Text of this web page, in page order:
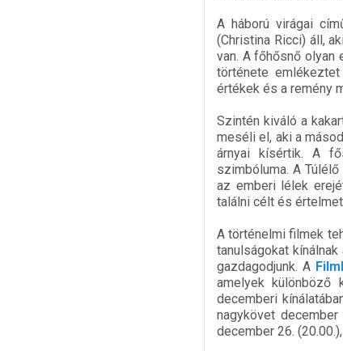
A háború virágai
(Christina Ricci) áll,
van. A főhősnő olyan
története
értékek és a remény
Szintén kiváló a
meséli el, aki a
árnyai kísértik. A
szimbóluma. A
az emberi lélek
találni célt és
A történelmi filmek
tanulságokat
gazdagodjunk. A
amelyek különböző
decemberi
nagykövet
december 26.